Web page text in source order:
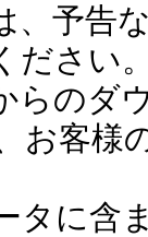
、予告
ださい
らのダ
お客様
に含